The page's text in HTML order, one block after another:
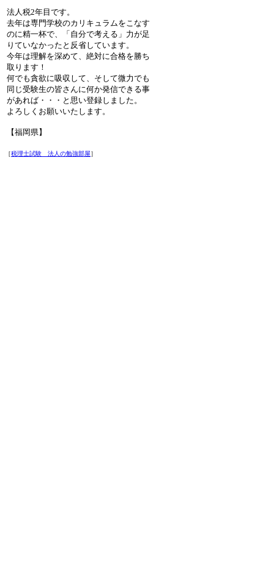
法人税2年目です。
去年は専門学校のカリキュラムをこなす
のに精一杯で、「自分で考える」力が足
りていなかったと反省しています。
今年は理解を深めて、絶対に合格を勝ち
取ります！
何でも貪欲に吸収して、そして微力でも
同じ受験生の皆さんに何か発信できる事
があれば・・・と思い登録しました。
よろしくお願いいたします。
【福岡県】
［税理士試験 法人の勉強部屋］